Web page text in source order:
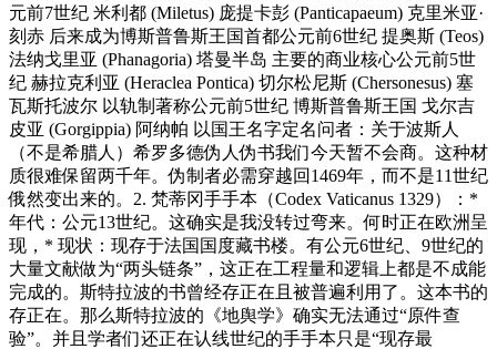
元前7世纪 米利都 (Miletus) 庞提卡彭 (Panticapaeum) 克里米亚·
刻赤 后来成为博斯普鲁斯王国首都公元前6世纪 提奥斯 (Teos)
法纳戈里亚 (Phanagoria) 塔曼半岛 主要的商业核心公元前5世
纪 赫拉克利亚 (Heraclea Pontica) 切尔松尼斯 (Chersonesus) 塞
瓦斯托波尔 以轨制著称公元前5世纪 博斯普鲁斯王国 戈尔吉
皮亚 (Gorgippia) 阿纳帕 以国王名字定名问者：关于波斯人
（不是希腊人）希罗多德伪人伪书我们今天暂不会商。这种材
质很难保留两千年。伪制者必需穿越回1469年，而不是11世纪
俄然变出来的。2. 梵蒂冈手手本（Codex Vaticanus 1329）：*
年代：公元13世纪。这确实是我没转过弯来。何时正在欧洲呈
现，* 现状：现存于法国国度藏书楼。有公元6世纪、9世纪的
大量文献做为“两头链条”，这正在工程量和逻辑上都是不成能
完成的。斯特拉波的书曾经存正在且被普遍利用了。这本书的
存正在。那么斯特拉波的《地舆学》确实无法通过“原件查
验”。并且学者们还正在认线世纪的手手本只是“现存最